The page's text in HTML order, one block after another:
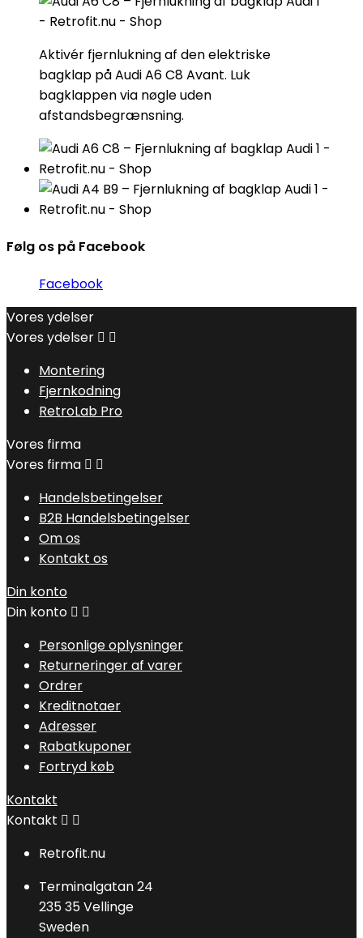
Aktivér fjernlukning af den elektriske
bagklap på Audi A6 C8 Avant. Luk
bagklappen via nøgle uden
afstandsbegrænsning.
Følg os på Facebook
Facebook
Vores ydelser
Vores ydelser  
Montering
Fjernkodning
RetroLab Pro
Vores firma
Vores firma  
Handelsbetingelser
B2B Handelsbetingelser
Om os
Kontakt os
Din konto
Din konto  
Personlige oplysninger
Returneringer af varer
Ordrer
Kreditnotaer
Adresser
Rabatkuponer
Fortryd køb
Kontakt
Kontakt  
Retrofit.nu
Terminalgatan 24
235 35 Vellinge
Sweden